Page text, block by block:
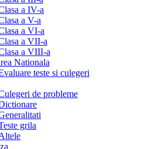
a IV-a
a V-a
a VI-a
a VII-a
a VIII-a
Nationala
teste si culegeri
de probleme
grila